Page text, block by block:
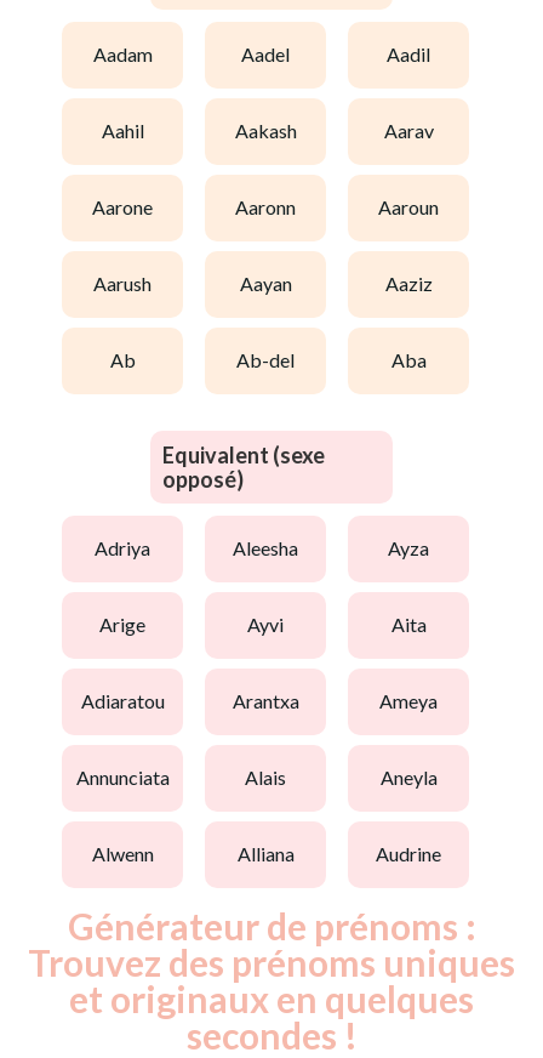
aadam aadel aadil
aahil aakash aarav
aarone aaronn aaroun
aarush aayan aaziz
ab ab-del aba
Equivalent (sexe
opposé)
adriya aleesha ayza
arige ayvi aita
adiaratou arantxa ameya
annunciata alais aneyla
alwenn alliana audrine
Générateur de prénoms :
Trouvez des prénoms uniques
et originaux en quelques
secondes !